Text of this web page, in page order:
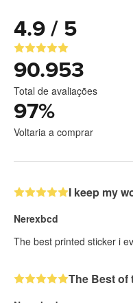
4.9 / 5
90.953
Total de avaliações
97%
Voltaria a comprar
I keep my
Nerexbcd
The best printed sticker i
The Best of